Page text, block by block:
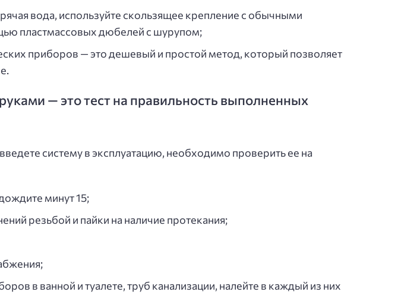
вода, используйте скользящее крепление с обычными
пластмассовых дюбелей с шурупом;
приборов — это дешевый и простой метод, который позволяет
— это тест на правильность выполненных
систему в эксплуатацию, необходимо проверить ее на
минут 15;
резьбой и пайки на наличие протекания;
в ванной и туалете, труб канализации, налейте в каждый из них